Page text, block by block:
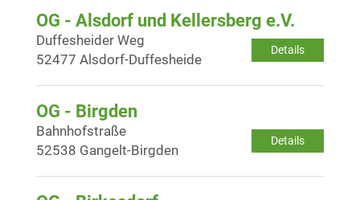
OG - Alsdorf und Kellersberg e.V.
Details
Duffesheider Weg
52477 Alsdorf-Duffesheide
OG - Birgden
Details
Bahnhofstraße
52538 Gangelt-Birgden